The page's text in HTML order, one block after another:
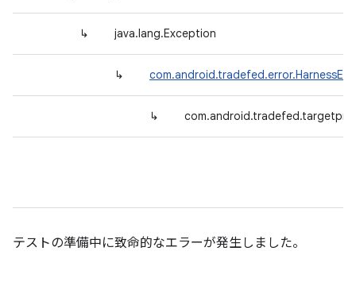
↳ java.lang.Exception
↳
↳
テストの準備中に致命的なエラーが発生しました。